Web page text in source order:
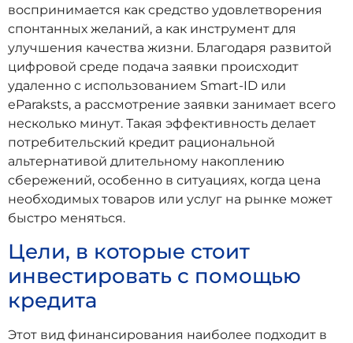
воспринимается как средство удовлетворения
спонтанных желаний, а как инструмент для
улучшения качества жизни. Благодаря развитой
цифровой среде подача заявки происходит
удаленно с использованием Smart-ID или
eParaksts, а рассмотрение заявки занимает всего
несколько минут. Такая эффективность делает
потребительский кредит рациональной
альтернативой длительному накоплению
сбережений, особенно в ситуациях, когда цена
необходимых товаров или услуг на рынке может
быстро меняться.
Цели, в которые стоит
инвестировать с помощью
кредита
Этот вид финансирования наиболее подходит в